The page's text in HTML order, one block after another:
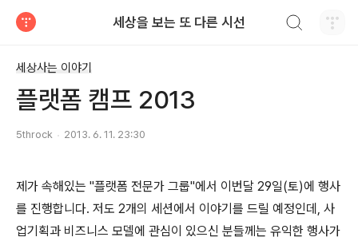
세상을 보는 또 다른 시선
세상사는 이야기
플랫폼 캠프 2013
5throck 2013. 6. 11. 23:30
제가 속해있는 "플랫폼 전문가 그룹"에서 이번달 29일(토)에 행사
를 진행합니다. 저도 2개의 세션에서 이야기를 드릴 예정인데, 사
업기획과 비즈니스 모델에 관심이 있으신 분들께는 유익한 행사가